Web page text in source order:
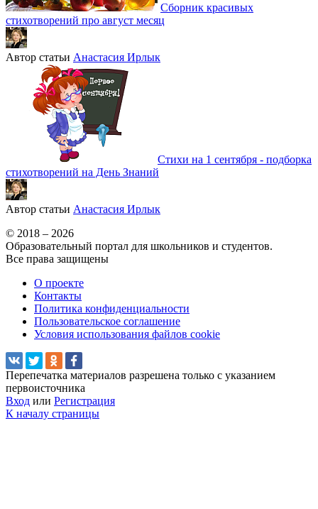
Сборник красивых
стихотворений про август месяц
Автор статьи Анастасия Ирлык
Стихи на 1 сентября - подборка
стихотворений на День Знаний
Автор статьи Анастасия Ирлык
© 2018 – 2026
Образовательный портал для школьников и студентов.
Все права защищены
О проекте
Контакты
Политика конфиденциальности
Пользовательское соглашение
Условия использования файлов cookie
Перепечатка материалов разрешена только с указанием
первоисточника
Вход или Регистрация
К началу страницы